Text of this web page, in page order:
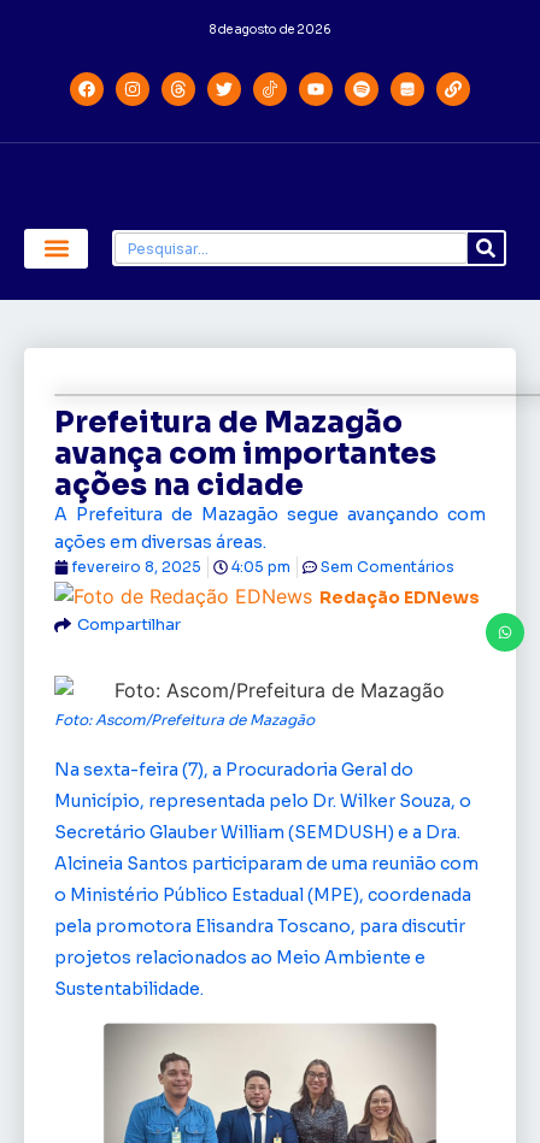
8 de agosto de 2026
Prefeitura de Mazagão
avança com importantes
ações na cidade
A Prefeitura de Mazagão segue avançando com
ações em diversas áreas.
Redação EDNews
fevereiro 8, 2025 4:05 pm Sem Comentários
Compartilhar
Foto: Ascom/Prefeitura de Mazagão
Na sexta-feira (7), a Procuradoria Geral do
Município, representada pelo Dr. Wilker Souza, o
Secretário Glauber William (SEMDUSH) e a Dra.
Alcineia Santos participaram de uma reunião com
o Ministério Público Estadual (MPE), coordenada
pela promotora Elisandra Toscano, para discutir
projetos relacionados ao Meio Ambiente e
Sustentabilidade.